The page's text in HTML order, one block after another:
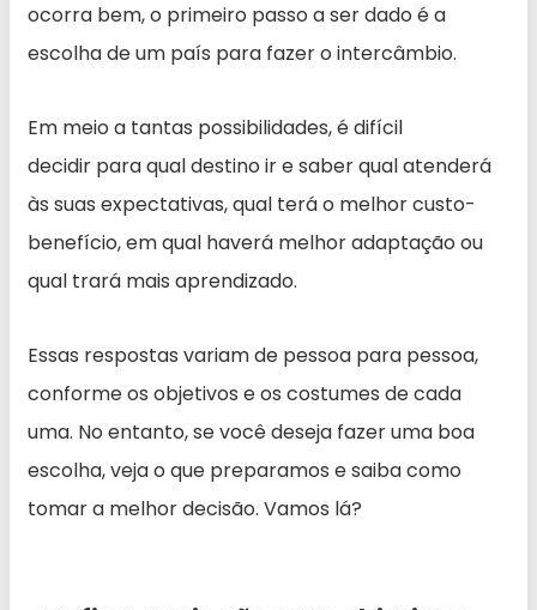
ocorra bem, o primeiro passo a ser dado é a
escolha de um país para fazer o intercâmbio.
Em meio a tantas possibilidades, é difícil
decidir para qual destino ir e saber qual atenderá
às suas expectativas, qual terá o melhor custo-
benefício, em qual haverá melhor adaptação ou
qual trará mais aprendizado.
Essas respostas variam de pessoa para pessoa,
conforme os objetivos e os costumes de cada
uma. No entanto, se você deseja fazer uma boa
escolha, veja o que preparamos e saiba como
tomar a melhor decisão. Vamos lá?